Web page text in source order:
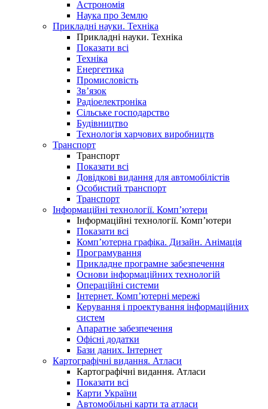
Астрономія
Наука про Землю
Прикладні науки. Техніка
Прикладні науки. Техніка
Показати всі
Техніка
Енергетика
Промисловість
Зв’язок
Радіоелектроніка
Сільське господарство
Будівництво
Технологія харчових виробництв
Транспорт
Транспорт
Показати всі
Довідкові видання для автомобілістів
Особистий транспорт
Транспорт
Інформаційні технології. Комп’ютери
Інформаційні технології. Комп’ютери
Показати всі
Комп’ютерна графіка. Дизайн. Анімація
Програмування
Прикладне програмне забезпечення
Основи інформаційних технологій
Операційні системи
Інтернет. Комп’ютерні мережі
Керування і проектування інформаційних
систем
Апаратне забезпечення
Офісні додатки
Бази даних. Інтернет
Картографічні видання. Атласи
Картографічні видання. Атласи
Показати всі
Карти України
Автомобільні карти та атласи